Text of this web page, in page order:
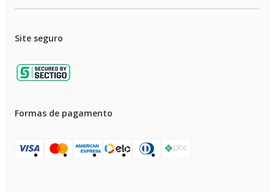
Site seguro
Formas de pagamento